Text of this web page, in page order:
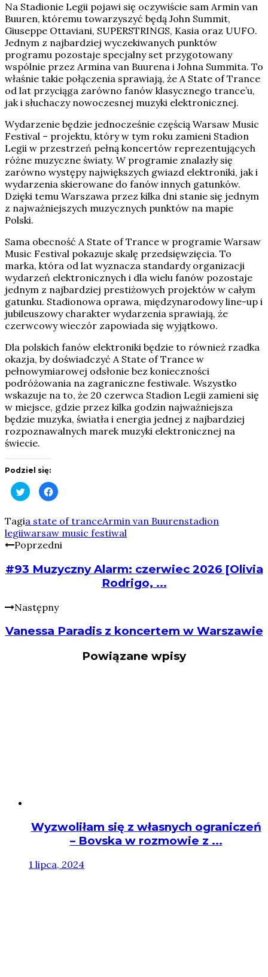
Na Stadionie Legii pojawi się oczywiście sam Armin van
Buuren, któremu towarzyszyć będą John Summit,
Giuseppe Ottaviani, SUPERSTRINGS, Kasia oraz UUFO.
Jednym z najbardziej wyczekiwanych punktów
programu pozostaje specjalny set przygotowany
wspólnie przez Armina van Buurena i Johna Summita. To
właśnie takie połączenia sprawiają, że A State of Trance
od lat przyciąga zarówno fanów klasycznego trance’u,
jak i słuchaczy nowoczesnej muzyki elektronicznej.
Wydarzenie będzie jednocześnie częścią Warsaw Music
Festival – projektu, który w tym roku zamieni Stadion
Legii w przestrzeń pełną koncertów reprezentujących
różne muzyczne światy. W programie znalazły się
zarówno występy największych gwiazd elektroniki, jak i
wydarzenia skierowane do fanów innych gatunków.
Dzięki temu Warszawa przez kilka dni stanie się jednym
z najważniejszych muzycznych punktów na mapie
Polski.
Sama obecność A State of Trance w programie Warsaw
Music Festival pokazuje skalę przedsięwzięcia. To
marka, która od lat wyznacza standardy organizacji
wydarzeń elektronicznych i dla wielu fanów pozostaje
jednym z najbardziej prestiżowych projektów w całym
gatunku. Stadionowa oprawa, międzynarodowy line-up i
jubileuszowy charakter wydarzenia sprawiają, że
czerwcowy wieczór zapowiada się wyjątkowo.
Dla polskich fanów elektroniki będzie to również rzadka
okazja, by doświadczyć A State of Trance w
pełnowymiarowej odsłonie bez konieczności
podróżowania na zagraniczne festiwale. Wszystko
wskazuje na to, że 20 czerwca Stadion Legii zamieni się
w miejsce, gdzie przez kilka godzin najważniejsza
będzie muzyka, światła i energia jednej z najbardziej
rozpoznawalnych marek muzyki elektronicznej na
świecie.
Podziel się:
Click
to
share
Twitter
(Opens
in
new
window)
Click
to
Facebook
(Opens
in
new
window)
Tagia state of tranceArmin van Buurenstadion
legiiwarsaw music festiwal
Poprzedni
#93 Muzyczny Alarm: czerwiec 2026 [Olivia
Rodrigo, ...
Następny
Vanessa Paradis z koncertem w Warszawie
Powiązane wpisy
Wyzwoliłam się z własnych ograniczeń
– Bovska w rozmowie z ...
1 lipca, 2024